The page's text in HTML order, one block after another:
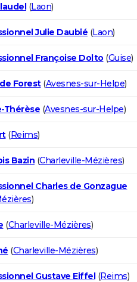
(Laon)
Julie Daubié (Laon)
Françoise Dolto (Guise)
Forest(Avesnes-sur-Helpe)
Thérèse (Avesnes-sur-Helpe)
(Reims)
Bazin (Charleville-Mézières)
Charles de Gonzague
)
(Charleville-Mézières)
(Charleville-Mézières)
Gustave Eiffel(Reims)